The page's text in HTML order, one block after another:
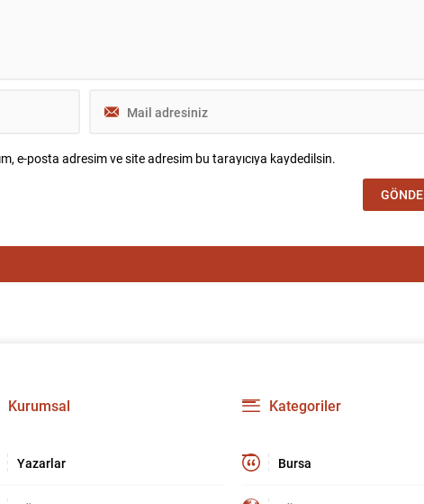
e-posta adresim ve site adresim bu tarayıcıya kaydedilsin.
Kurumsal
Yazarlar
Kategoriler
Bursa